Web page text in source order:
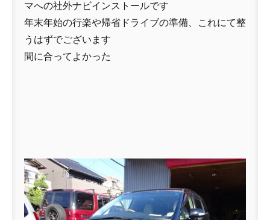
マへの社外ナビインストールです
年末年始の行楽や帰省ドライブの準備、これにて整
うはずでございます
間に合ってよかった